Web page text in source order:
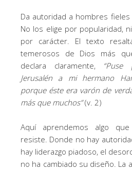
Da autoridad a hombres
No los elige por popularidad,
por carácter. El texto
temerosos de Dios más
declara claramente,
Jerusalén a mi hermano
porque éste era varón de
más que muchos”(v. 2)
Aquí aprendemos algo
resiste. Donde no hay
hay liderazgo piadoso, el
no ha cambiado su diseño. La